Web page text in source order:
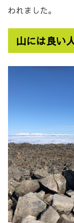
われました。
山には良い